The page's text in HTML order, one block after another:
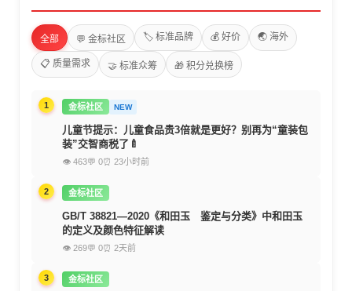
全部 💬 金标社区 🏷️ 标准品牌 💰 好价 🌏 海外
📋 质量需求 🤝 标准众筹 🎁 积分兑换榜
1 金标社区 NEW
儿童节提示：儿童食品贵3倍就是更好？别再为“童装包
装”交智商税了🍼
👁 463💬 0⏰ 23小时前
2 金标社区
GB/T 38821—2020《和田玉 鉴定与分类》中和田玉
的定义及颜色特征解读
👁 269💬 0⏰ 2天前
3 金标社区